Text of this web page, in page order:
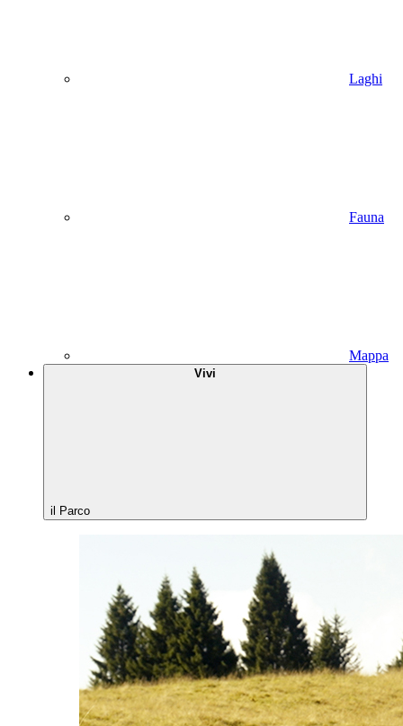
Laghi
Fauna
Mappa
Vivi
il Parco